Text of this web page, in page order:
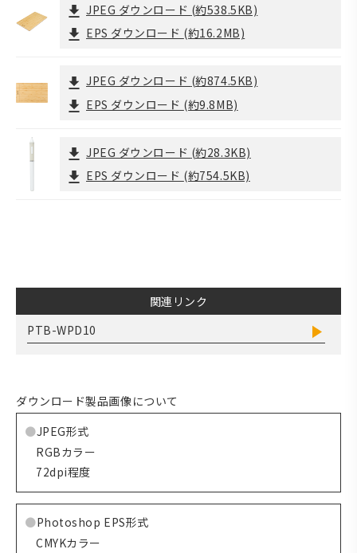
JPEG ダウンロード (約538.5KB)
EPS ダウンロード (約16.2MB)
JPEG ダウンロード (約874.5KB)
EPS ダウンロード (約9.8MB)
JPEG ダウンロード (約28.3KB)
EPS ダウンロード (約754.5KB)
関連リンク
PTB-WPD10
ダウンロード製品画像について
JPEG形式
RGBカラー
72dpi程度
Photoshop EPS形式
CMYKカラー